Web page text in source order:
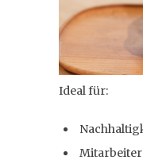
Ideal für: